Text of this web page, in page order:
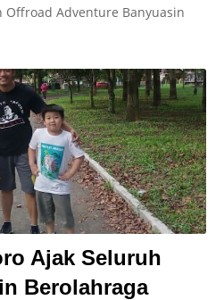
Adventure Banyuasin
Ajak Seluruh
Berolahraga